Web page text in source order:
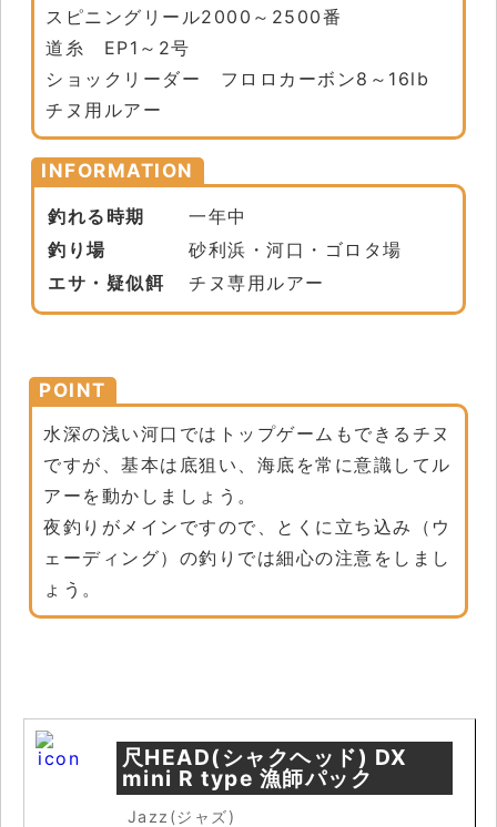
スピニングリール2000～2500番
道糸 EP1～2号
ショックリーダー フロロカーボン8～16lb
チヌ用ルアー
INFORMATION
釣れる時期
一年中
釣り場
砂利浜・河口・ゴロタ場
エサ・疑似餌
チヌ専用ルアー
POINT
水深の浅い河口ではトップゲームもできるチヌ
ですが、基本は底狙い、海底を常に意識してル
アーを動かしましょう。
夜釣りがメインですので、とくに立ち込み（ウ
ェーディング）の釣りでは細心の注意をしまし
ょう。
尺HEAD(シャクヘッド) DX
mini R type 漁師パック
Jazz(ジャズ)